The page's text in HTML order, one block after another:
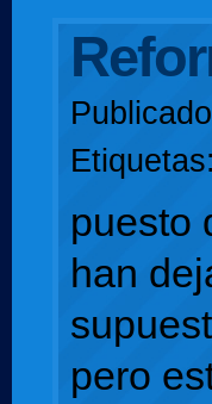
Etiquetas:
puesto
han
pero